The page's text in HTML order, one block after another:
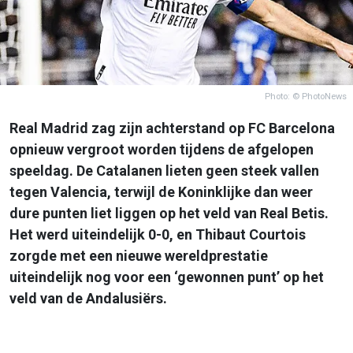
Photo: © PhotoNews
Real Madrid zag zijn achterstand op FC Barcelona
opnieuw vergroot worden tijdens de afgelopen
speeldag. De Catalanen lieten geen steek vallen
tegen Valencia, terwijl de Koninklijke dan weer
dure punten liet liggen op het veld van Real Betis.
Het werd uiteindelijk 0-0, en Thibaut Courtois
zorgde met een nieuwe wereldprestatie
uiteindelijk nog voor een ‘gewonnen punt’ op het
veld van de Andalusiërs.